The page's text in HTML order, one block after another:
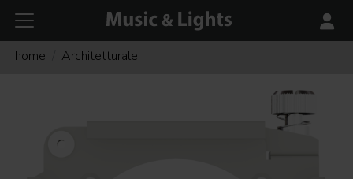
home Architetturale